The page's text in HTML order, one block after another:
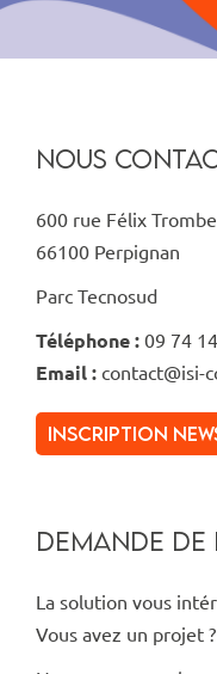
NOUS
600 rue Félix Trombe
66100 Perpignan
Parc Tecnosud
Téléphone : 09 74
Email : contact@isi-
inscription
DEMANDE DE
La solution vous
Vous avez un projet ?